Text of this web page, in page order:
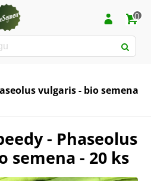
0
vulgaris - bio semena
- Phaseolus
semena - 20 ks